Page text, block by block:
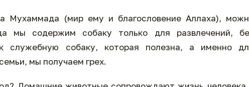
Мухаммада (мир ему и благословение Аллаха),
мы содержим собаку только для развлечений,
служебную собаку, которая полезна, а именно
мы получаем грех.